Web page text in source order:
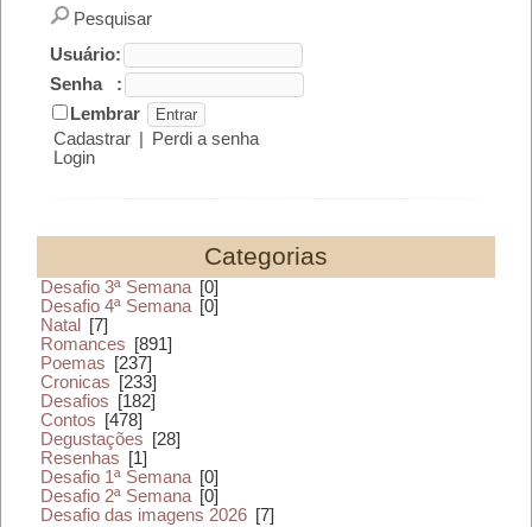
Pesquisar
Usuário:
Senha :
Lembrar
Cadastrar
Perdi a senha
Login
Categorias
Desafio 3ª Semana [0]
Desafio 4ª Semana [0]
Natal
[7]
Romances
[891]
Poemas
[237]
Cronicas
[233]
Desafios
[182]
Contos
[478]
Degustações
[28]
Resenhas
[1]
Desafio 1ª Semana [0]
Desafio 2ª Semana [0]
Desafio das imagens 2026 [7]